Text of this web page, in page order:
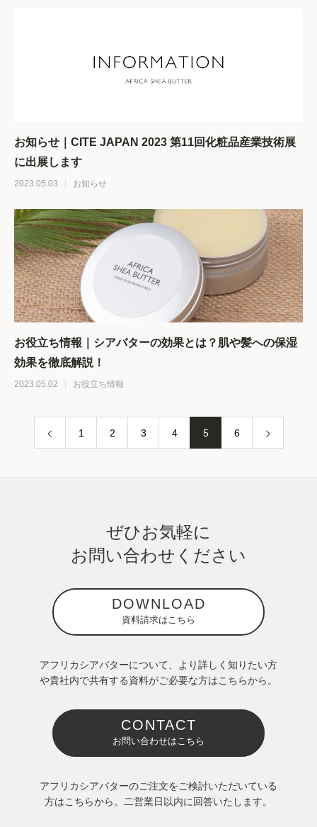
お知らせ｜CITE JAPAN 2023 第11回化粧品産業技術展
に出展します
2023.05.03 お知らせ
お役立ち情報｜シアバターの効果とは？肌や髪への保湿
効果を徹底解説！
2023.05.02 お役立ち情報
1 2 3 4 5 6
ぜひお気軽に
お問い合わせください
DOWNLOAD
資料請求はこちら
アフリカシアバターについて、より詳しく知りたい方
や貴社内で共有する資料がご必要な方はこちらから。
CONTACT
お問い合わせはこちら
アフリカシアバターのご注文をご検討いただいている
方はこちらから。二営業日以内に回答いたします。